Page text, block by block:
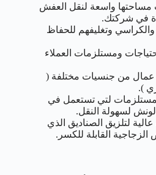
مساحتها واسعة لنقل العفش
في شركتك.
والكراسي وتغليفهم للحفاظ
ومستلزمات العملاء
من جنسيات مختلفة (
).
لتي تستعمل في
لسهولة النقل.
لتلزيق الصناديق الذي
الزجاجية القابلة للكسر.